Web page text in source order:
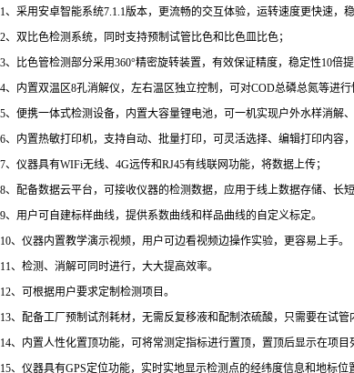
1、采用安卓智能系统7.1.1版本，更流畅的交互体验，运转速度更快速，稳
2、双比色检测系统，同时支持预制试管比色和比色皿比色；
3、比色管检测部分采用360°精密旋转装置，有效保证精度，稳定性10倍提
4、内置双温区8孔消解仪，左右温区独立控制，可对COD总磷总氮等进行
5、便携一体式检测设备，内置大容量锂电池，可一机实现户外水样消解、
6、内置热敏打印机，支持自动、批量打印，可灵活选择、编辑打印内容，
7、仪器具有WIFi无线、4G远传和RJ45有线联网功能，将数据上传；
8、配备数据云平台，可接收仪器的检测数据，应用于线上数据存储、长短
9、用户可自建标样曲线，提供系数曲线和样品曲线的自定义标定。
10、仪器内置教学演示视频，用户可边看视频边操作实验，更容易上手。
11、检测、消解可同时进行，大大提高效率。
12、可根据用户要求定制检测项目。
13、配备工厂预制试剂耗材，无需反复移液和配制浓硫酸，只需要在试管
14、内置人性化置顶功能，可将常测定指标进行置顶，置顶后显示在项目
15、仪器具有GPS定位功能，实时实地显示检测点的经纬度信息和地标